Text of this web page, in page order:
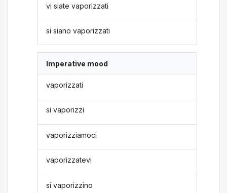
vi siate vaporizzati
si siano vaporizzati
Imperative mood
vaporizzati
si vaporizzi
vaporizziamoci
vaporizzatevi
si vaporizzino